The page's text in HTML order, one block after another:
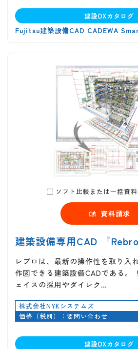
建設DXカタログ
Fujitsu建築設備CAD CADEWA
ソフト比較または一括資
資料請求
建築設備専用CAD 『Rebro
レブロは、最新の操作性を取り入
作図できる建築設備CADである。
ェイスの採用やダイレク…
株式会社NYKシステムズ
価格（税別）：要問い合わせ
建設DXカタログ